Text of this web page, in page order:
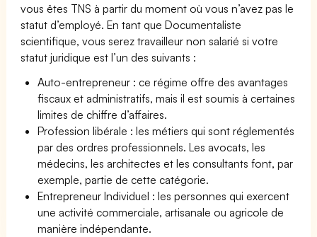
vous êtes TNS à partir du moment où vous n’avez pas le
statut d’employé. En tant que Documentaliste
scientifique, vous serez travailleur non salarié si votre
statut juridique est l’un des suivants :
Auto-entrepreneur : ce régime offre des avantages
fiscaux et administratifs, mais il est soumis à certaines
limites de chiffre d’affaires.
Profession libérale : les métiers qui sont réglementés
par des ordres professionnels. Les avocats, les
médecins, les architectes et les consultants font, par
exemple, partie de cette catégorie.
Entrepreneur Individuel : les personnes qui exercent
une activité commerciale, artisanale ou agricole de
manière indépendante.